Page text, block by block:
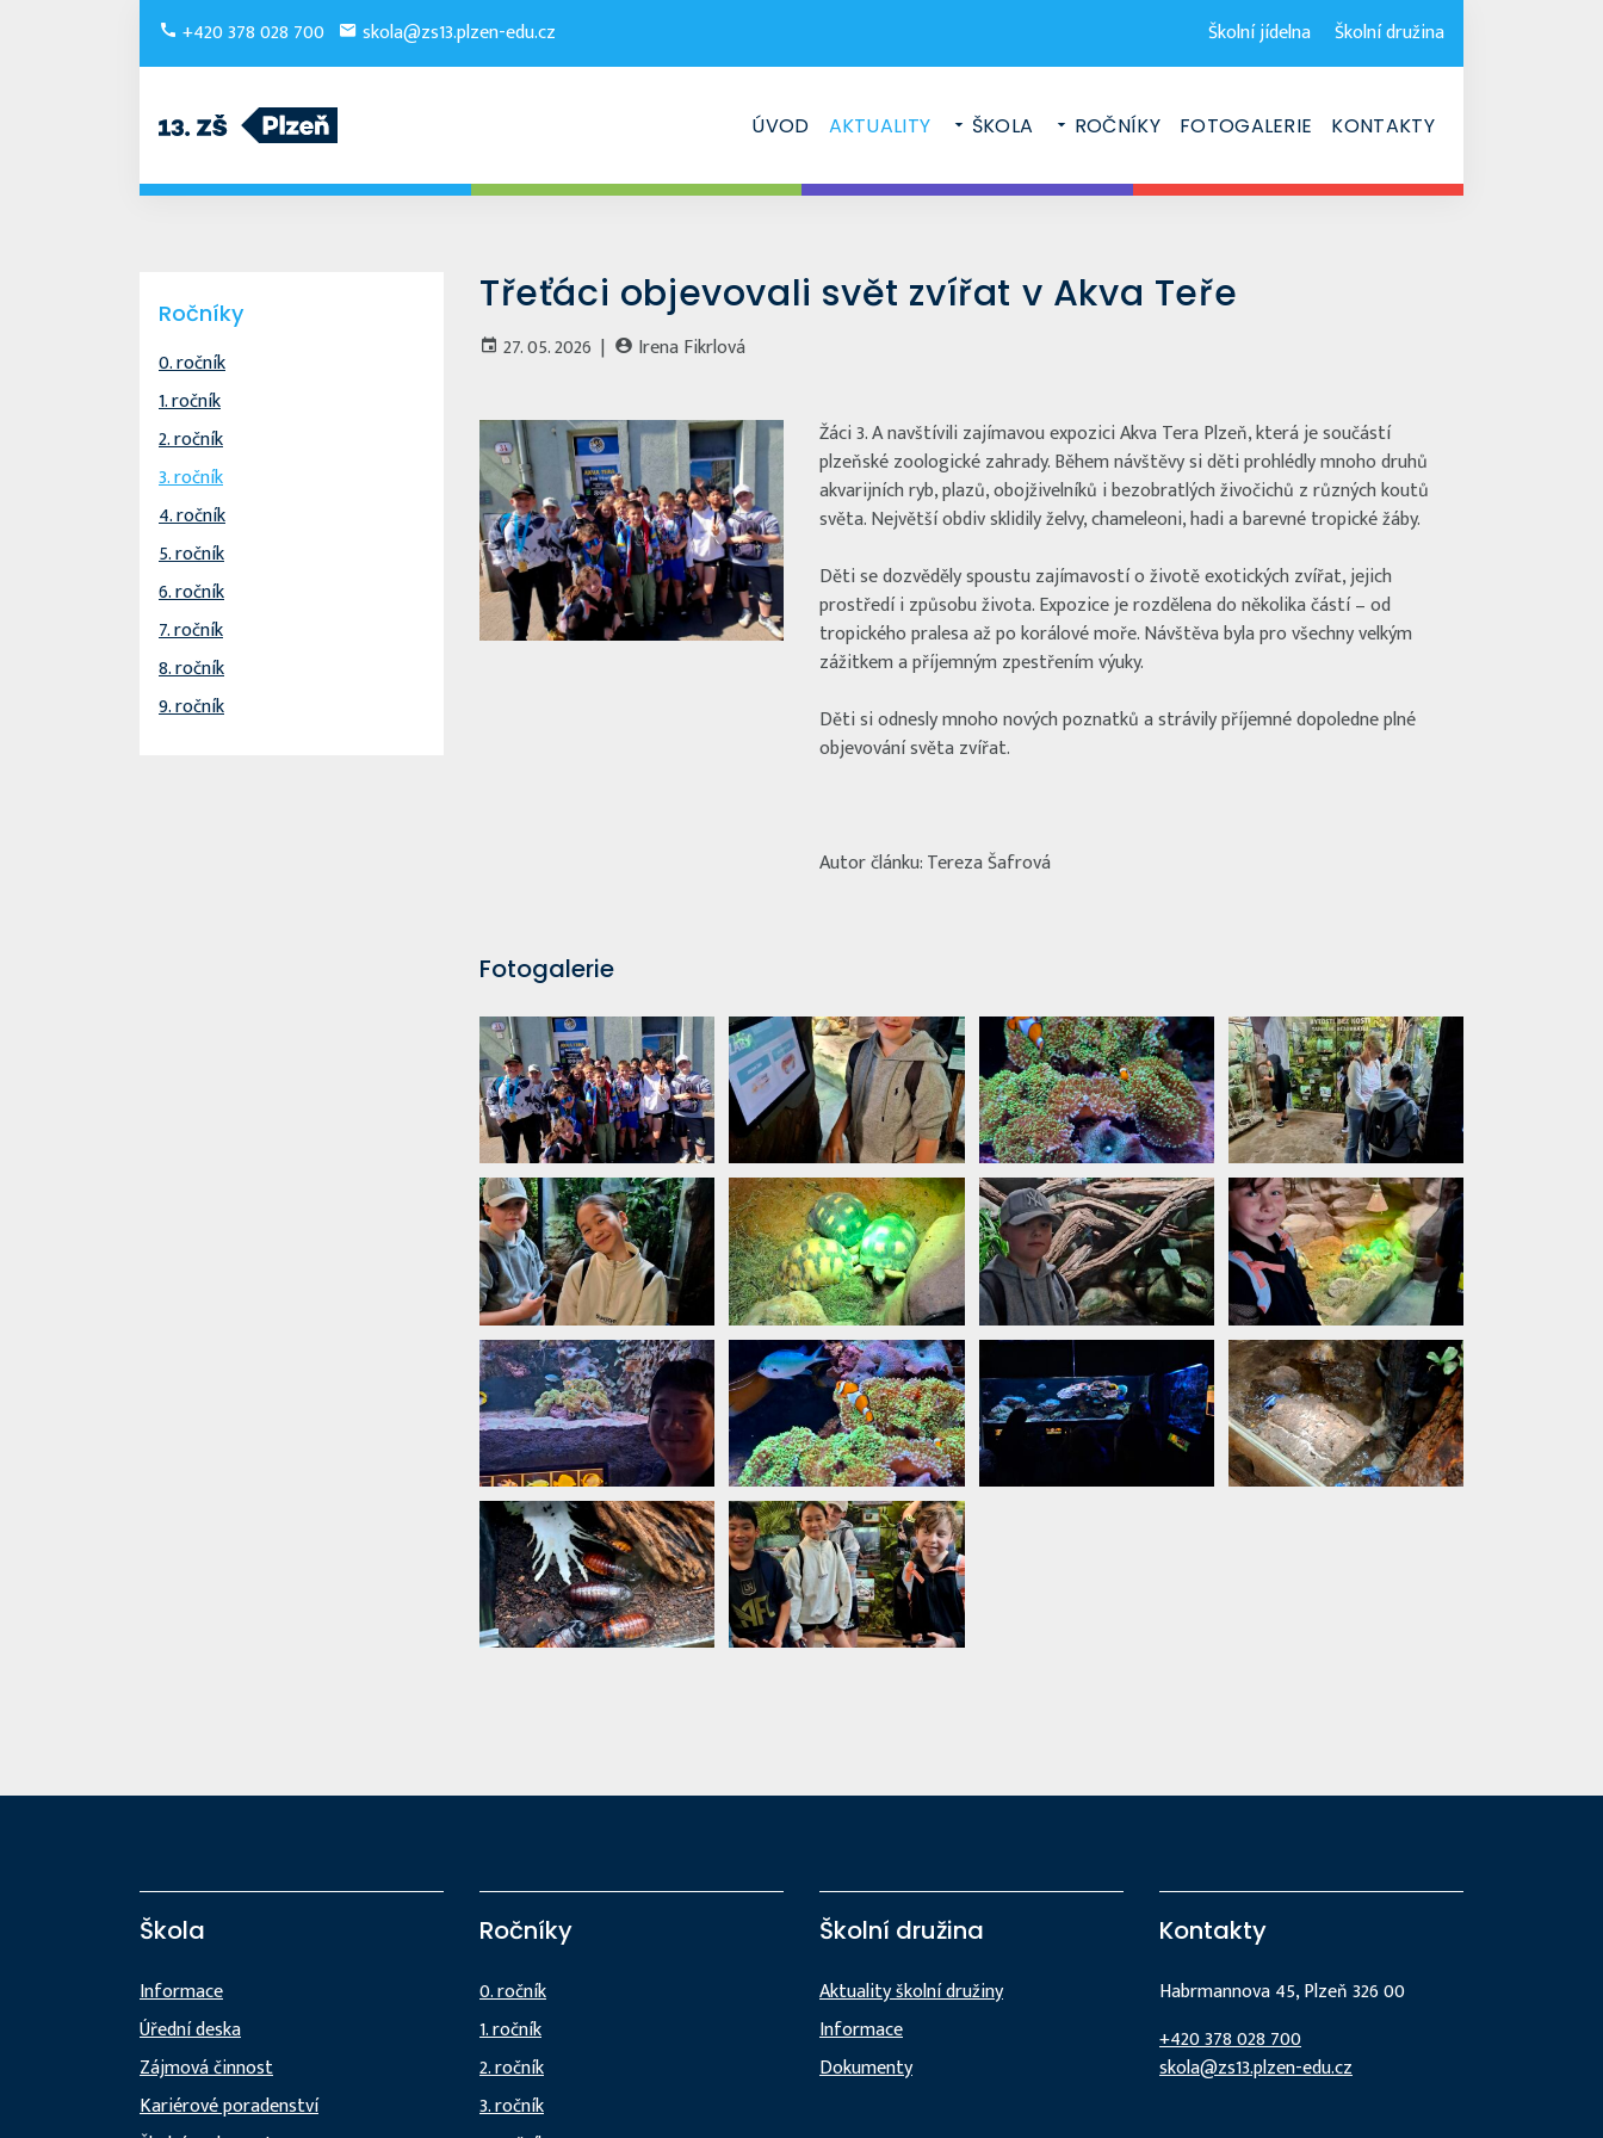
+420 378 028 700 skola@zs13.plzen-edu.cz Školní jídelna Školní družina
ÚVOD AKTUALITY ŠKOLA ROČNÍKY FOTOGALERIE KONTAKTY
Ročníky
0. ročník
1. ročník
2. ročník
3. ročník
4. ročník
5. ročník
6. ročník
7. ročník
8. ročník
9. ročník
Třeťáci objevovali svět zvířat v Akva Teře
27. 05. 2026 | Irena Fikrlová
Žáci 3. A navštívili zajímavou expozici Akva Tera Plzeň, která je součástí
plzeňské zoologické zahrady. Během návštěvy si děti prohlédly mnoho druhů
akvarijních ryb, plazů, obojživelníků i bezobratlých živočichů z různých koutů
světa. Největší obdiv sklidily želvy, chameleoni, hadi a barevné tropické žáby.
Děti se dozvěděly spoustu zajímavostí o životě exotických zvířat, jejich
prostředí i způsobu života. Expozice je rozdělena do několika částí – od
tropického pralesa až po korálové moře. Návštěva byla pro všechny velkým
zážitkem a příjemným zpestřením výuky.
Děti si odnesly mnoho nových poznatků a strávily příjemné dopoledne plné
objevování světa zvířat.
Autor článku: Tereza Šafrová
Fotogalerie
Škola
Informace
Úřední deska
Zájmová činnost
Kariérové poradenství
Ročníky
0. ročník
1. ročník
2. ročník
3. ročník
Školní družina
Aktuality školní družiny
Informace
Dokumenty
Kontakty
Habrmannova 45, Plzeň 326 00
+420 378 028 700
skola@zs13.plzen-edu.cz